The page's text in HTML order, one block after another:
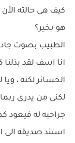
كيف هى حالته
هو بخير؟
الطبيب بصوت
انا اسف لقد
الخسائر لكنه ،
لكنى من يدرى
جراحيه له فيعود
استند صديقه الى